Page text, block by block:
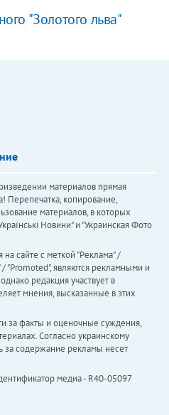
"Золотого льва"
материалов прямая
Перепечатка, копирование,
материалов, в которых
Новини" и "Украинская Фото
сайте с меткой "Реклама" /
"Promoted", являются рекламными и
редакция участвует в
мнения, высказанные в этих
за факты и оценочные суждения,
Согласно украинскому
за содержание рекламы несет
медиа - R40-05097